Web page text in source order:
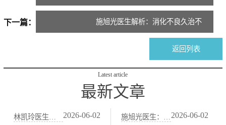
下一篇： 施旭光医生解析：消化不良久治不
返回列表
Latest article
最新文章
2026-06-02 2026-06-02